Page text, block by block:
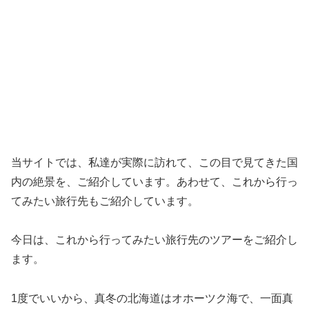
当サイトでは、私達が実際に訪れて、この目で見てきた国
内の絶景を、ご紹介しています。あわせて、これから行っ
てみたい旅行先もご紹介しています。
今日は、これから行ってみたい旅行先のツアーをご紹介し
ます。
1度でいいから、真冬の北海道はオホーツク海で、一面真